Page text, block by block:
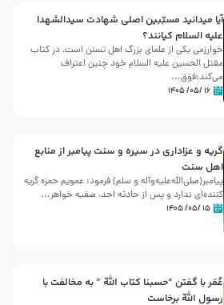
آیا میدانید مسبّبین اصلی شهادت سیدالشهدا
علیه ‌السلام کیانند؟
خوارزمی یکی از علمای بزرگ اهل تسنن است، در کتاب
مقتل الحسین علیه ‌السلام خود چنین اعتراف
می‌کند:فوَق...
۱۶ /۰۵/ ۱۴۰۵
گریه و عزاداری در سیره و سنت پیامبر از منابع
اهل سنت
پیامبر(صلی‌الله‌علیه‌وآله و سلم) فرمود: عمویم حمزه گریه
کننده‌ای ندارد و پس از حادثه احد، صفیه خواهر...
۱۵ /۰۵/ ۱۴۰۵
عُمَر با گفتن “حسبنا كتاب اللّه ” به مخالفت با
رسول اللّه برخاست